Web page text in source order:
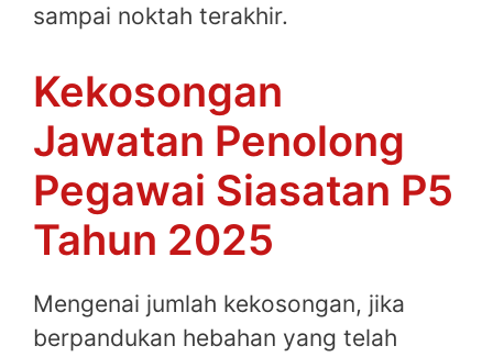
sampai noktah terakhir.
Kekosongan
Jawatan Penolong
Pegawai Siasatan P5
Tahun 2025
Mengenai jumlah kekosongan, jika
berpandukan hebahan yang telah